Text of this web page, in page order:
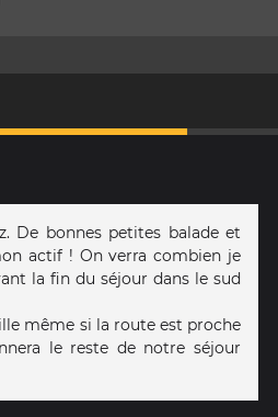
De bonnes petites balade et
actif ! On verra combien je
la fin du séjour dans le sud
même si la route est proche
le reste de notre séjour